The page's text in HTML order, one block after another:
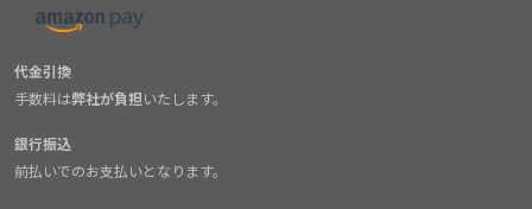
代金引換
手数料は弊社が負担いたします。
銀行振込
前払いでのお支払いとなります。